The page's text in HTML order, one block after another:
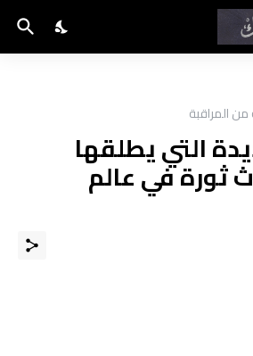
من المراقبة
التي يطلقها
ثورة في عالم